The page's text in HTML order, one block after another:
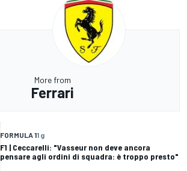
More from
Ferrari
FORMULA 11 g
F1 | Ceccarelli: "Vasseur non deve ancora
pensare agli ordini di squadra: è troppo presto"